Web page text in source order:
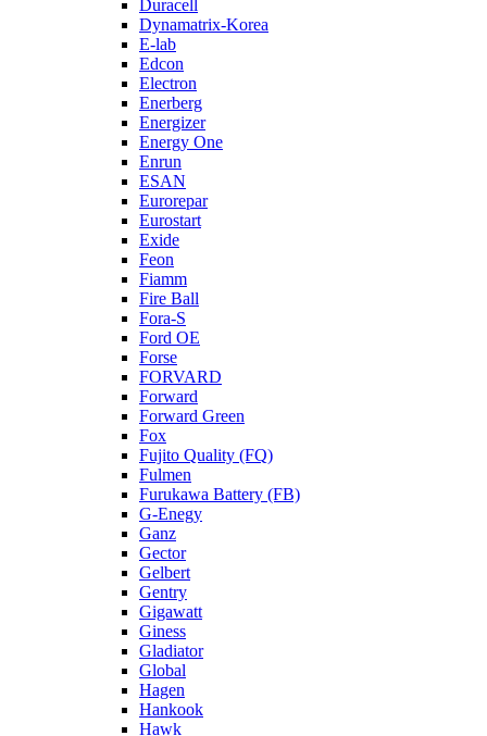
Duracell
Dynamatrix-Korea
E-lab
Edcon
Electron
Enerberg
Energizer
Energy One
Enrun
ESAN
Eurorepar
Eurostart
Exide
Feon
Fiamm
Fire Ball
Fora-S
Ford OE
Forse
FORVARD
Forward
Forward Green
Fox
Fujito Quality (FQ)
Fulmen
Furukawa Battery (FB)
G-Enegy
Ganz
Gector
Gelbert
Gentry
Gigawatt
Giness
Gladiator
Global
Hagen
Hankook
Hawk